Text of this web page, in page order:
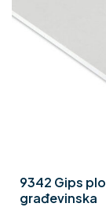
9342 Gips
građevinska